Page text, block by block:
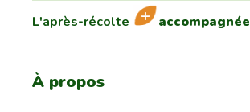
L'après-récolte accompagnée
À propos